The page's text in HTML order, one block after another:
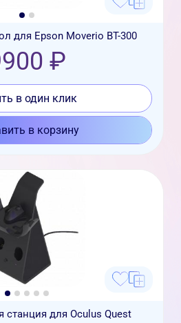
для Epson Moverio BT-300
₽
в один клик
в корзину
станция для Oculus Quest